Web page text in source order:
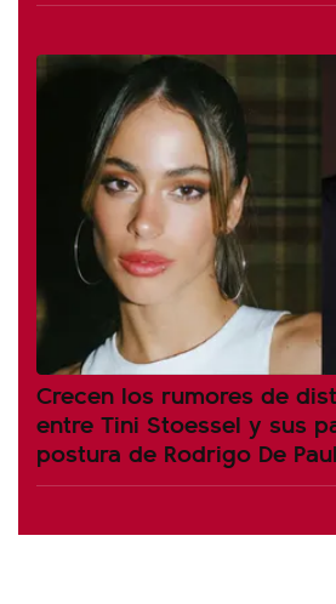
Crecen los rumores de
entre Tini Stoessel y sus
postura de Rodrigo De Paul